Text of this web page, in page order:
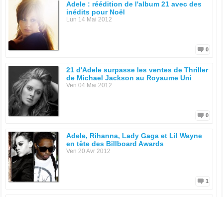
Adele : réédition de l'album 21 avec des
inédits pour Noël
Lun 14 Mai 2012
0
21 d'Adele surpasse les ventes de Thriller
de Michael Jackson au Royaume Uni
Ven 04 Mai 2012
0
Adele, Rihanna, Lady Gaga et Lil Wayne
en tête des Billboard Awards
Ven 20 Avr 2012
1